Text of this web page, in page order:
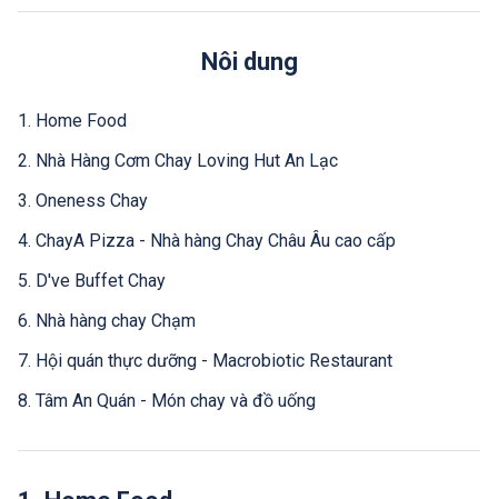
Nôi dung
1. Home Food
2. Nhà Hàng Cơm Chay Loving Hut An Lạc
3. Oneness Chay
4. ChayA Pizza - Nhà hàng Chay Châu Âu cao cấp
5. D've Buffet Chay
6. Nhà hàng chay Chạm
7. Hội quán thực dưỡng - Macrobiotic Restaurant
8. Tâm An Quán - Món chay và đồ uống